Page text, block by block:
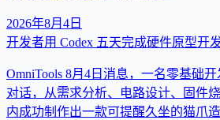
2026年8月4日
开发者用 Codex 五天完成硬件原型开
OmniTools 8月4日消息，一名零基础
对话，从需求分析、电路设计、固件
内成功制作出一款可提醒久坐的猫爪